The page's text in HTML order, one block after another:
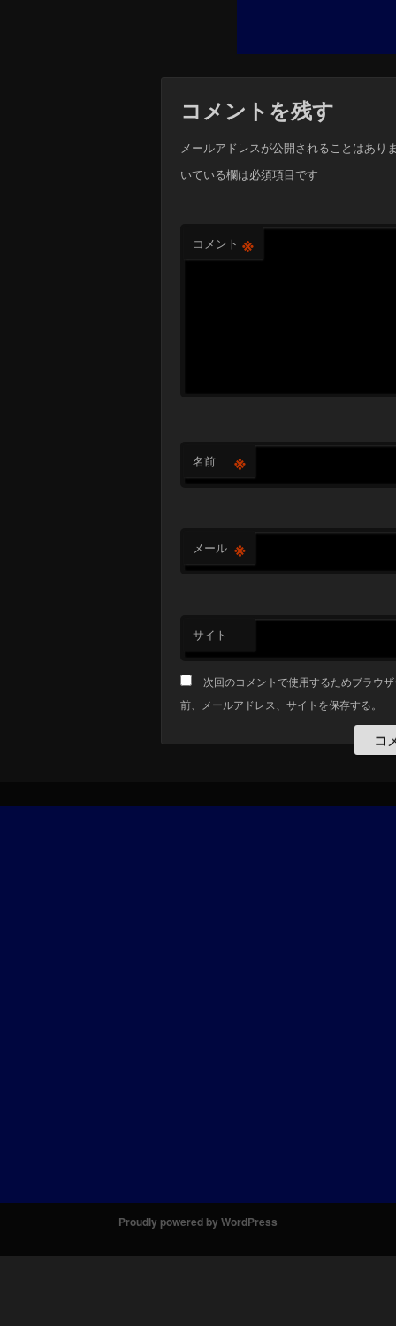
コメントを残す
メールアドレスが公開されることはあり
いている欄は必須項目です
コメント ※
名前 ※
メール ※
サイト
次回のコメントで使用するためブラウ
前、メールアドレス、サイトを保存する。
Proudly powered by WordPress